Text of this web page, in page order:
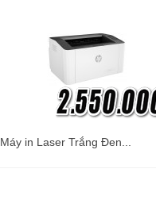
Máy in Laser Trắng Đen...